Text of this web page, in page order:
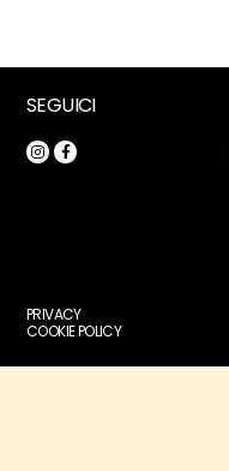
SEGUICI
PRIVACY
COOKIE POLICY